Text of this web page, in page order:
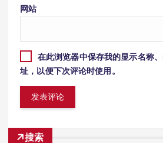
网站
在此浏览器中保存我的显示名称
址，以便下次评论时使用。
搜索